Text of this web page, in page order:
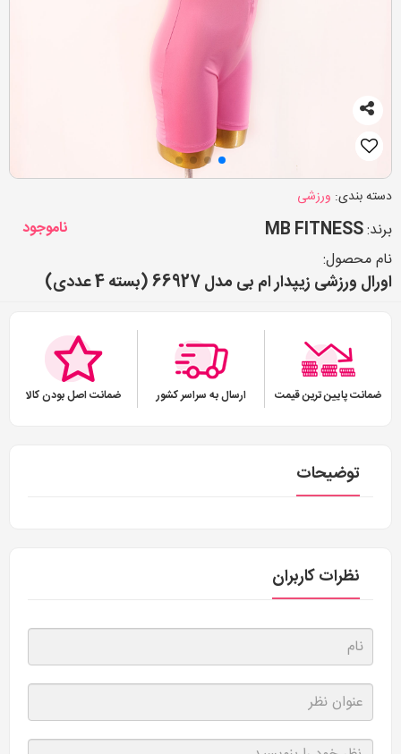
دسته بندی: ورزشی
برند:MB FITNESS
ناموجود
نام محصول:
اورال ورزشی زیپدار ام بی مدل 66927 (بسته 4 عددی)
ضمانت پایین ترین قیمت ارسال به سراسر کشور ضمانت اصل بودن کالا
توضیحات
نظرات کاربران